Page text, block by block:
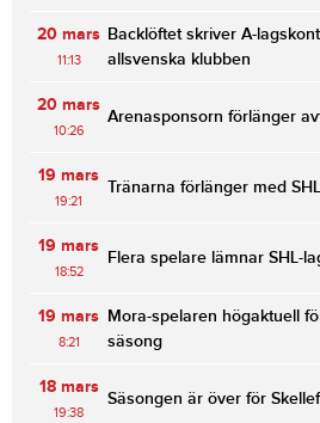
20 mars
11:13
Backlöftet skriver A-
allsvenska klubben
20 mars
10:26
Arenasponsorn förlänger
19 mars
19:21
Tränarna förlänger med
19 mars
18:52
Flera spelare lämnar SHL-
19 mars
8:21
Mora-spelaren högaktuell
säsong
18 mars
19:38
Säsongen är över för